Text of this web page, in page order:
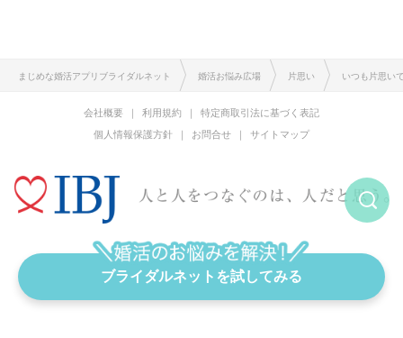
ブライダルネットを試してみる
まじめな婚活アプリブライダルネット 婚活お悩み広場 片思い いつも片思い
会社概要 利用規約
特定商取引法に基づく表記
個人情報保護方針
お問合せ サイトマップ
恋愛と結婚をまじめに考える婚活アプリ
Copyright © IBJ Inc. All rights reserved.